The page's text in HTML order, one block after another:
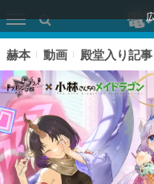
赫本 動画 殿堂入り記事